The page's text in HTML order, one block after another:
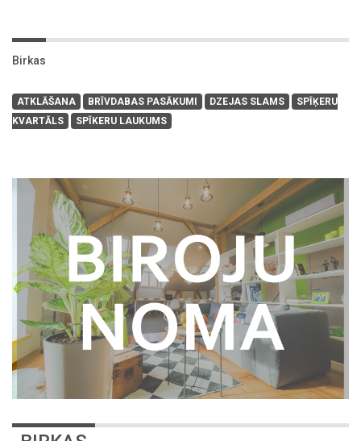
Birkas
ATKLĀŠANA BRĪVDABAS PASĀKUMI DZEJAS SLAMS
SPĪĶERU
KVARTĀLS
SPĪKERU LAUKUMS